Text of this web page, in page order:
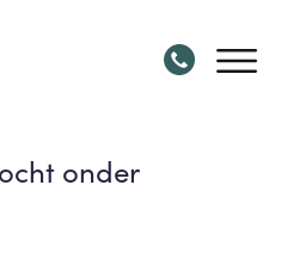
onder